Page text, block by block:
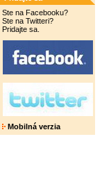
Ste na Facebooku?
Ste na Twitteri?
Pridajte sa.
Mobilná verzia